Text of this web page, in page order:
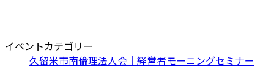
イベントカテゴリー
久留米市南倫理法人会｜経営者モーニングセミナー